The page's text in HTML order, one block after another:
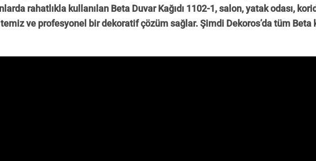
rahatlıkla kullanılan Beta Duvar Kağıdı 1102-1, salon, yatak odası,
temiz ve profesyonel bir dekoratif çözüm sağlar. Şimdi Dekoros’da tüm